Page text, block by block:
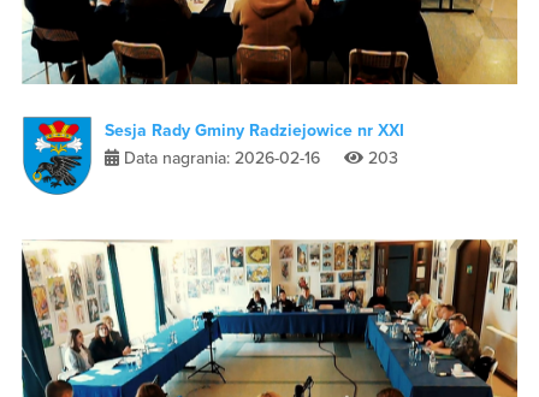
Sesja Rady Gminy Radziejowice nr XXI
Data nagrania: 2026-02-16
203